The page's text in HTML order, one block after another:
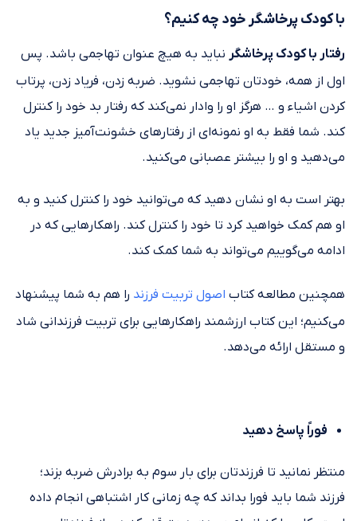
با کودک پرخاشگر خود چه کنیم؟
رفتار با کودک پرخاشگر نباید به هیچ عنوان تهاجمی باشد. پس
اول از همه، خودتان تهاجمی نشوید. ضربه زدن، فریاد زدن، پرتاب
کردن اشیاء و … هرگز او را وادار نمی‌کند که رفتار بد خود را کنترل
کند. شما فقط به او نمونه‌ای از رفتارهای خشونت‌آمیز جدید یاد
می‌دهید و او را بیشتر عصبانی می‌کنید.
بهتر است به او نشان دهید که می‌توانید خود را کنترل کنید و به
او هم کمک خواهید کرد تا خود را کنترل کند. راهکارهایی که در
ادامه می‌گوییم می‌تواند به شما کمک کند.
همچنین مطالعه کتاب اصول تربیت فرزند را هم به شما پیشنهاد
می‌کنیم؛ این کتاب ارزشمند راهکارهایی برای تربیت فرزندانی شاد
و مستقل ارائه می‌دهد.
فوراً پاسخ دهید
منتظر نمانید تا فرزندتان برای بار سوم به برادرش ضربه بزند؛
فرزند شما باید فورا بداند که چه زمانی کار اشتباهی انجام داده